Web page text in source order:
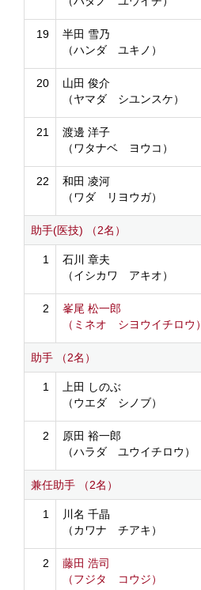
19
半田 雪乃
（ハンダ ユキノ）
20
山田 俊介
（ヤマダ シユンスケ）
21
渡邊 洋子
（ワタナベ ヨウコ）
22
和田 凌河
（ワダ リヨウガ）
助手(医技) （2名）
1
石川 章夫
（イシカワ アキオ）
2
峯尾 松一郎
（ミネオ シヨウイチロウ）
助手 （2名）
1
上田 しのぶ
（ウエダ シノブ）
2
原田 裕一郎
（ハラダ ユウイチロウ）
兼任助手 （2名）
1
川名 千晶
（カワナ チアキ）
2
藤田 浩司
（フジタ コウジ）